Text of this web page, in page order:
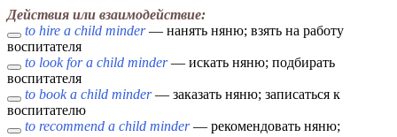
Действия или взаимодействие:
to hire a child minder— нанять няню; взять на работу
воспитателя
to look for a child minder— искать няню; подбирать
воспитателя
to book a child minder— заказать няню; записаться к
воспитателю
to recommend a child minder— рекомендовать няню;